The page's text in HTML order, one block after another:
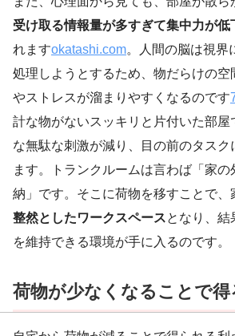
受け取る情報量が多すぎて集中力が低
れますokatashi.com。人間の脳は視界
処理しようとするため、物だらけの空
やストレスが溜まりやすくなるのです
計な物がないスッキリと片付いた部屋
な無駄な刺激が減り、目の前のタス
ます。トランクルームは言わば「家の
納」です。そこに荷物を移すことで、
整然としたワークスペースとなり、結
を維持できる環境が手に入るのです。
荷物が少なくなることで得